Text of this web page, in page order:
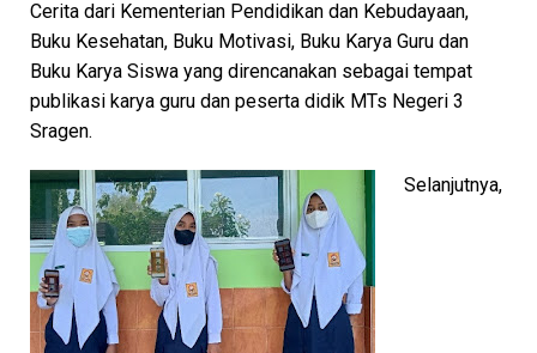
Cerita dari Kementerian Pendidikan dan Kebudayaan,
Buku Kesehatan, Buku Motivasi, Buku Karya Guru dan
Buku Karya Siswa yang direncanakan sebagai tempat
publikasi karya guru dan peserta didik MTs Negeri 3
Sragen.
Selanjutnya,